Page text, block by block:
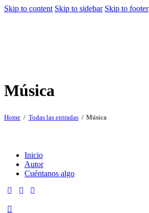
Skip to content Skip to sidebar Skip to footer
Música
Home Todas las entradas Música
Inicio
Autor
Cuéntanos algo